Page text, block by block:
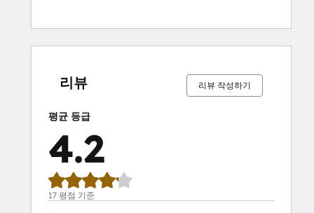
리뷰 리뷰 작성하기
평균 등급
4.2
17 평점 기준
료
료
료료
료